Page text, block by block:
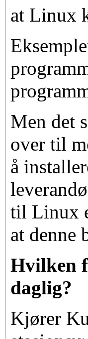
at Linux
Men det
over til
å
til Linux
at denne
Hvilken
daglig?
Kjører